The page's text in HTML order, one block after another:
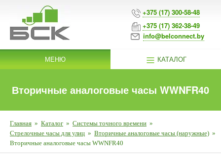
+375 (17) 300-58-48
+375 (17) 362-38-49
info@belconnect.by
МЕНЮ КАТАЛОГ
Вторичные аналоговые часы WWNFR40
Главная » Каталог » Системы точного времени »
Стрелочные часы для улиц » Вторичные аналоговые часы (наружные) »
Вторичные аналоговые часы WWNFR40